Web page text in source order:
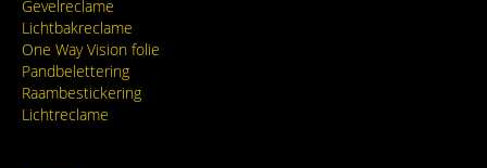
Gevelreclame
Lichtbakreclame
One Way Vision folie
Pandbelettering
Raambestickering
Lichtreclame